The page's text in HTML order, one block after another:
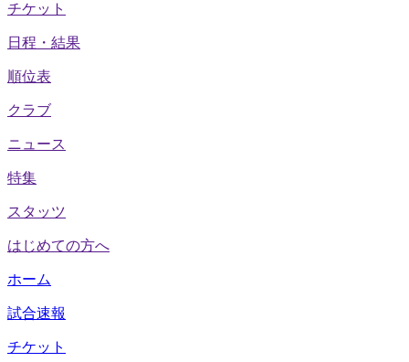
チケット
日程・結果
順位表
クラブ
ニュース
特集
スタッツ
はじめての方へ
ホーム
試合速報
チケット